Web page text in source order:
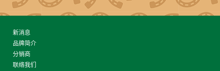
新消息
品牌简介
分销商
联络我们